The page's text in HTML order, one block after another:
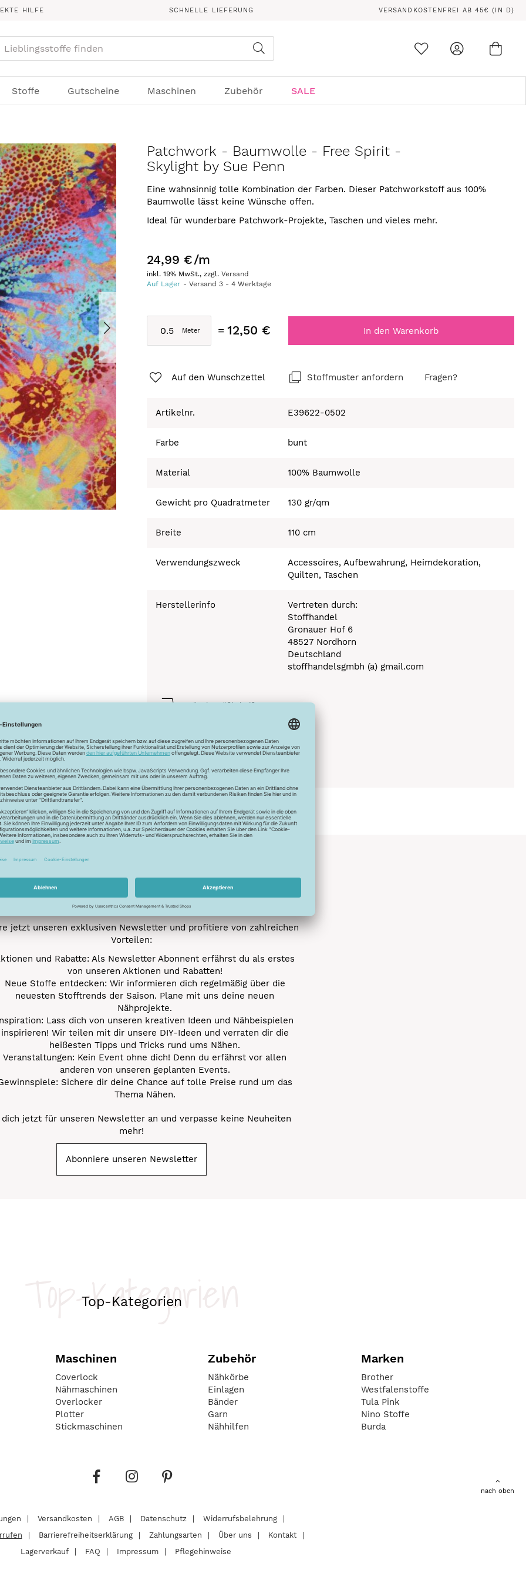
HILFE SCHNELLE LIEFERUNG VERSANDKOSTENFREI AB 45€ (IN D)
Stoffe Gutscheine Maschinen Zubehör SALE
Patchwork - Baumwolle - Free Spirit -
Skylight by Sue Penn
Eine wahnsinnig tolle Kombination der Farben. Dieser Patchworkstoff aus 100%
Baumwolle lässt keine Wünsche offen.
Ideal für wunderbare Patchwork-Projekte, Taschen und vieles mehr.
24,99 €/m
inkl. 19% MwSt., zzgl.Versand
Auf Lager
Versand3 -4 Werktage
12,50 € In den Warenkorb
Auf den Wunschzettel Stoffmuster anfordern Fragen?
Artikelnr. E39622-0502
Farbe bunt
Material 100% Baumwolle
Gewicht pro Quadratmeter 130 gr/qm
Breite 110 cm
Verwendungszweck
Accessoires, Aufbewahrung, Heimdekoration,
Quilten, Taschen
Herstellerinfo
Vertreten durch:
Stoffhandel
Gronauer Hof 6
48527 Nordhorn
Deutschland
stoffhandelsgmbh (a) gmail.com
Bügeln mäßig heiß 150°C
Unser Newsletter
Newsletter
jetzt unseren exklusiven Newsletter und profitiere von zahlreichen
Vorteilen:
und Rabatte: Als Newsletter Abonnent erfährst du als erstes
von unseren Aktionen und Rabatten!
Neue Stoffe entdecken: Wir informieren dich regelmäßig über die
neuesten Stofftrends der Saison. Plane mit uns deine neuen
Nähprojekte.
Lass dich von unseren kreativen Ideen und Nähbeispielen
inspirieren! Wir teilen mit dir unsere DIY-Ideen und verraten dir die
heißesten Tipps und Tricks rund ums Nähen.
Veranstaltungen: Kein Event ohne dich! Denn du erfährst vor allen
anderen von unseren geplanten Events.
Sichere dir deine Chance auf tolle Preise rund um das
Thema Nähen.
dich jetzt für unseren Newsletter an und verpasse keine Neuheiten
mehr!
Abonniere unseren Newsletter
Top-Kategorien
Top-Kategorien
Maschinen
Coverlock
Nähmaschinen
Overlocker
Plotter
Stickmaschinen
Zubehör
Nähkörbe
Einlagen
Bänder
Garn
Nähhilfen
Marken
Brother
Westfalenstoffe
Tula Pink
Nino Stoffe
Burda
nach oben
Versandkosten AGB Datenschutz
Widerrufsbelehrung
Barrierefreiheitserklärung Zahlungsarten Über uns
Kontakt
Lagerverkauf
FAQ Impressum Pflegehinweise